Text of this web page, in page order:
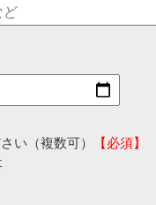
い（複数可）
【必須】